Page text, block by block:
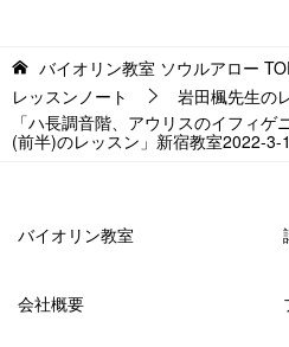
バイオリン教室 ソウルアロー
レッスンノート
岩田楓先生の
「ハ長調音階、アウリスのイフィ
(前半)のレッスン」新宿教室2022-3-
バイオリン教室
会社概要